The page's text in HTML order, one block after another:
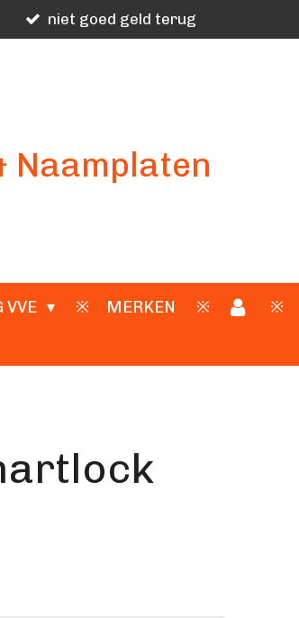
niet goed geld terug
Naamplaten
VVE MERKEN